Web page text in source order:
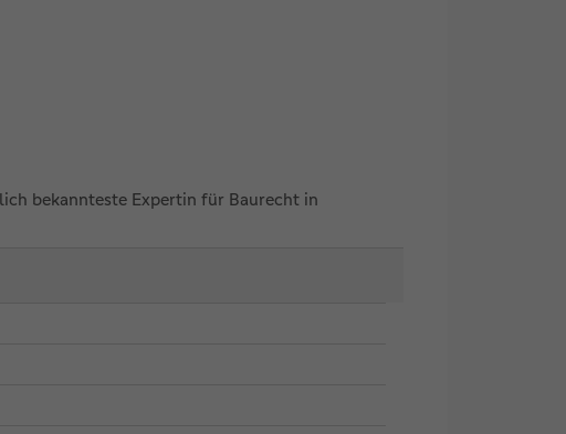
bekannteste Expertin für Baurecht in